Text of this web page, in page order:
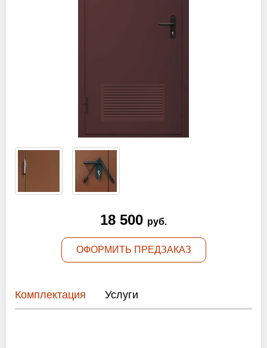
+7 (495) 767-19-79
Закажите звонок
info@protivopozharnie-dveri.ru
Работаем без выходных!
18 500 руб.
ОФОРМИТЬ ПРЕДЗАКАЗ
Комплектация Услуги